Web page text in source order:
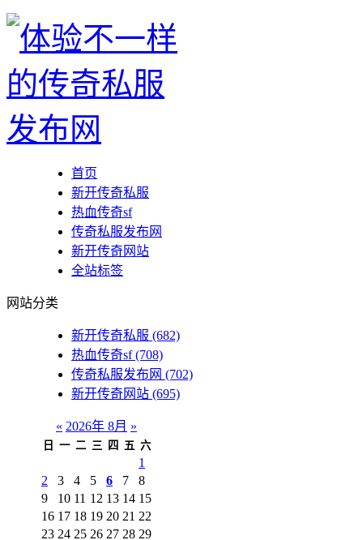
首页
新开传奇私服
热血传奇sf
传奇私服发布网
新开传奇网站
全站标签
网站分类
新开传奇私服 (682)
热血传奇sf(708)
传奇私服发布网 (702)
新开传奇网站 (695)
« 2026年 8月 »
日 一 二 三 四 五 六
1
2
3 4 5 6 7
8
9
10 11 12 13 14 15
16 17 18 19 20 21 22
23 24 25 26 27 28 29